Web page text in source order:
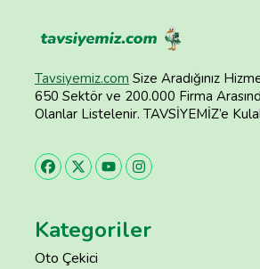
Tavsiyemiz.com Size Aradığınız
650 Sektör ve 200.000 Firma
Olanlar Listelenir. TAVSİYEMİZ’e
Kategoriler
Oto Çekici